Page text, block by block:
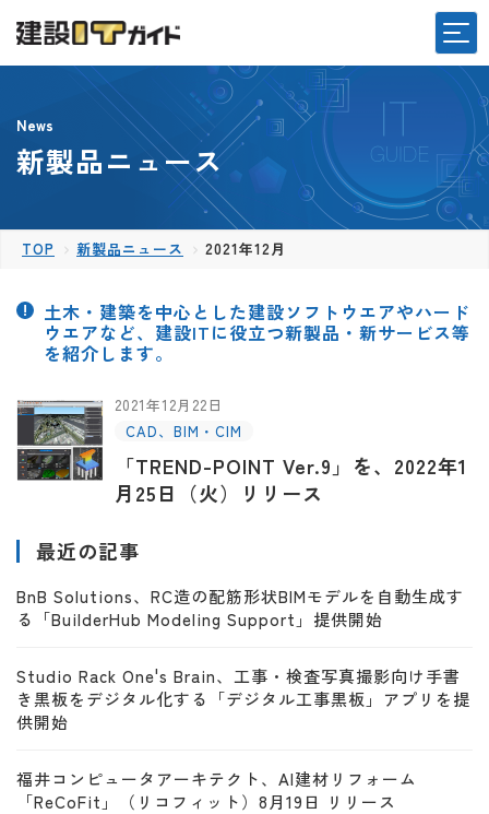
News
新製品ニュース
TOP 新製品ニュース 2021年12月
土木・建築を中心とした建設ソフトウエアやハード
ウエアなど、建設ITに役立つ新製品・新サービス等
を紹介します。
2021年12月22日
CAD、BIM・CIM
「TREND-POINT Ver.9」を、2022年1
月25日（火）リリース
最近の記事
BnB Solutions、RC造の配筋形状BIMモデルを自動生成す
る「BuilderHub Modeling Support」提供開始
Studio Rack One's Brain、工事・検査写真撮影向け手書
き黒板をデジタル化する「デジタル工事黒板」アプリを提
供開始
福井コンピュータアーキテクト、AI建材リフォーム
「ReCoFit」（リコフィット）8月19日 リリース